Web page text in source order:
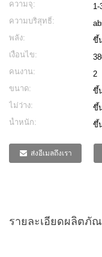
ความจุ:
1-
ความบริสุทธิ์:
พลัง:
ขึ้
เงื่อนไข:
คนงาน:
2
ขนาด:
ขึ้
ไม่ว่าง:
ขึ้
น้ำหนัก:
ขึ้
ส่งอีเมลถึงเรา
รายละเอียดผลิตภั